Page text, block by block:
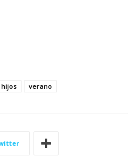
hijos verano